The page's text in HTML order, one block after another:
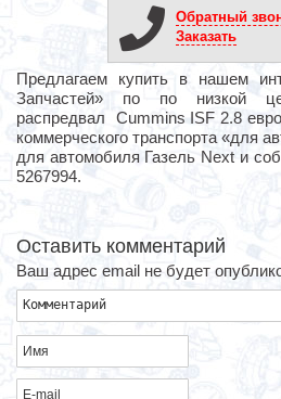
Обратный
Заказать
Предлагаем купить в нашем
Запчастей» по по низкой
распредвал Сummins ISF 2.8
коммерческого транспорта «для
для автомобиля Газель Next и
5267994.
Оставить комментарий
Ваш адрес email не будет